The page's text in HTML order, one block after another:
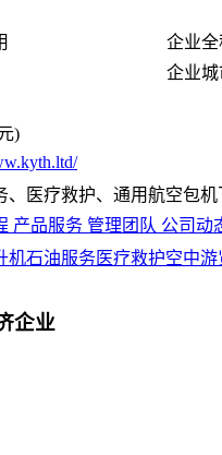
企业全
企业城
)
、医疗救护、通用航空包
产品服务 管理团队 公司动
机石油服务医疗救护空中游
企业